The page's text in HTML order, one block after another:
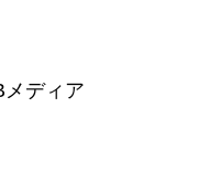
メディア